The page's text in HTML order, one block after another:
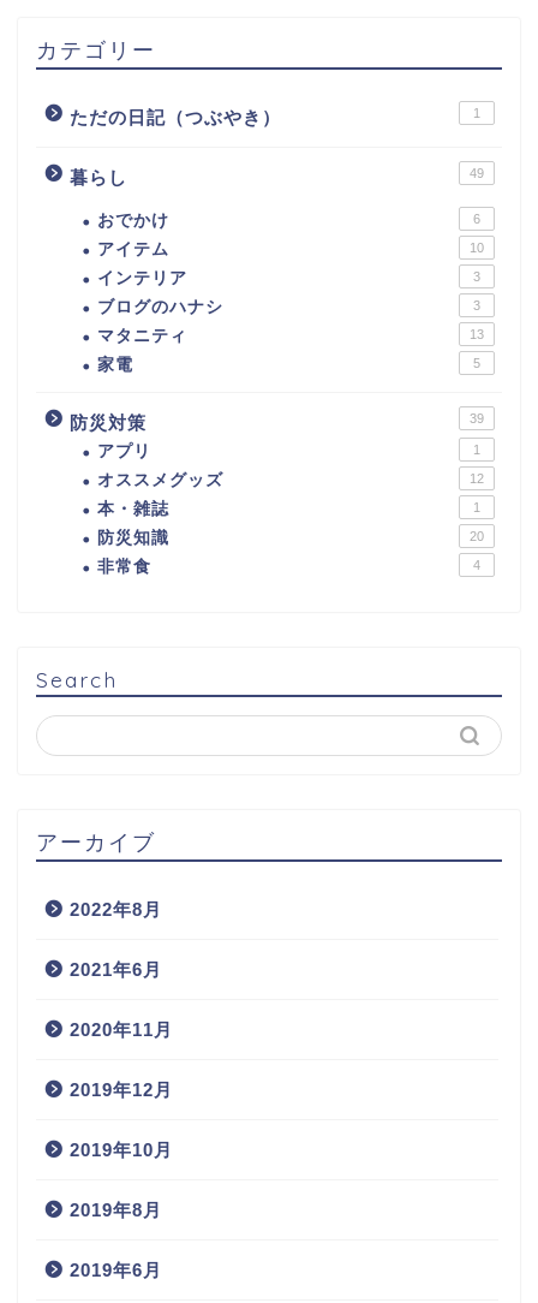
カテゴリー
ただの日記（つぶやき） 1
暮らし 49
おでかけ 6
アイテム 10
インテリア 3
ブログのハナシ 3
マタニティ 13
家電 5
防災対策 39
アプリ 1
オススメグッズ 12
本・雑誌 1
防災知識 20
非常食 4
Search
アーカイブ
2022年8月
2021年6月
2020年11月
2019年12月
2019年10月
2019年8月
2019年6月